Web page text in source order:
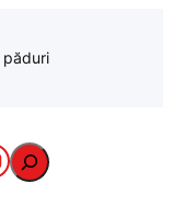
păduri
Caută